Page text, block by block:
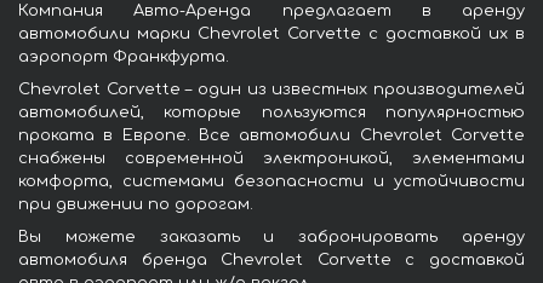
Компания Авто-Аренда предлагает в аренду
автомобили марки Chevrolet Corvette с доставкой их в
аэропорт Франкфурта.
Chevrolet Corvette – один из известных производителей
автомобилей, которые пользуются популярностью
проката в Европе. Все автомобили Chevrolet Corvette
снабжены современной электроникой, элементами
комфорта, системами безопасности и устойчивости
при движении по дорогам.
Вы можете заказать и забронировать аренду
автомобиля бренда Chevrolet Corvette с доставкой